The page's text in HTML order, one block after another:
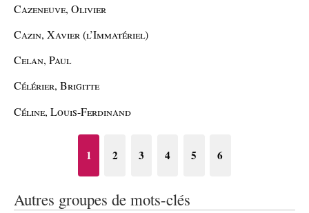
Cazeneuve, Olivier
Cazin, Xavier (l’Immatériel)
Celan, Paul
Célérier, Brigitte
Céline, Louis-Ferdinand
1 2 3 4 5 6
Autres groupes de mots-clés